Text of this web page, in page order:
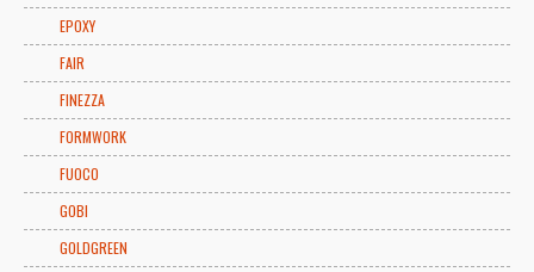
EPOXY
FAIR
FINEZZA
FORMWORK
FUOCO
GOBI
GOLDGREEN